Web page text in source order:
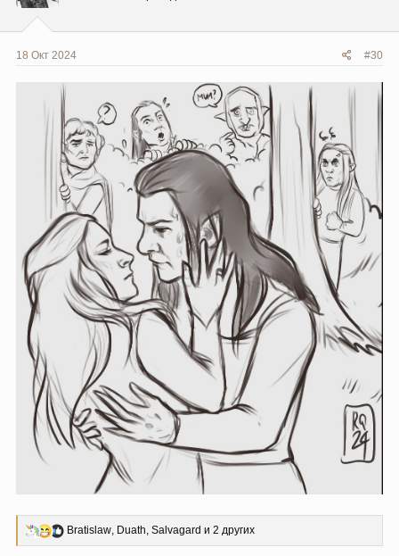
18 Окт 2024 #30
Р
Bratislaw Duath Salvagard и 2 других